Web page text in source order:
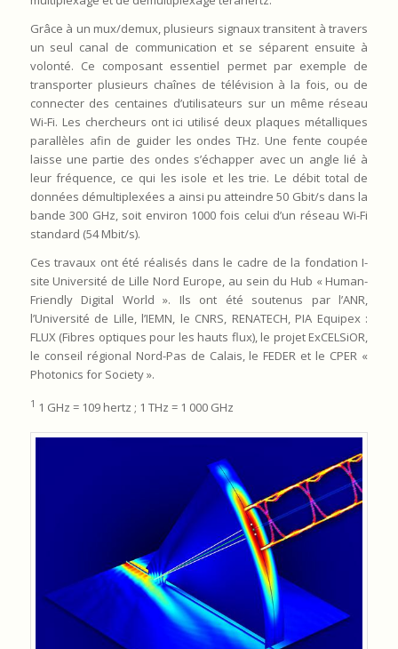
Grâce à un mux/demux, plusieurs signaux transitent à travers
un seul canal de communication et se séparent ensuite à
volonté. Ce composant essentiel permet par exemple de
transporter plusieurs chaînes de télévision à la fois, ou de
connecter des centaines d’utilisateurs sur un même réseau
Wi-Fi. Les chercheurs ont ici utilisé deux plaques métalliques
parallèles afin de guider les ondes THz. Une fente coupée
laisse une partie des ondes s’échapper avec un angle lié à
leur fréquence, ce qui les isole et les trie. Le débit total de
données démultiplexées a ainsi pu atteindre 50 Gbit/s dans la
bande 300 GHz, soit environ 1000 fois celui d’un réseau Wi-Fi
standard (54 Mbit/s).
Ces travaux ont été réalisés dans le cadre de la fondation I-
site Université de Lille Nord Europe, au sein du Hub « Human-
Friendly Digital World ». Ils ont été soutenus par l’ANR,
l’Université de Lille, l’IEMN, le CNRS, RENATECH, PIA Equipex :
FLUX (Fibres optiques pour les hauts flux), le projet ExCELSiOR,
le conseil régional Nord-Pas de Calais, le FEDER et le CPER «
Photonics for Society ».
1 1 GHz = 109 hertz ; 1 THz = 1 000 GHz